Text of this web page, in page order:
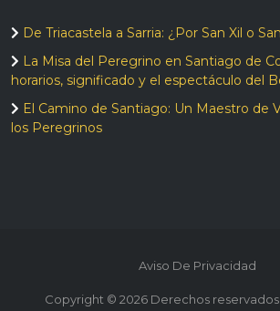
De Triacastela a Sarria: ¿Por San Xil o
La Misa del Peregrino en Santiago de
horarios, significado y el espectáculo del
El Camino de Santiago: Un Maestro de
los Peregrinos
Copyright © 2026 Derechos reservados
Aviso De Privacidad